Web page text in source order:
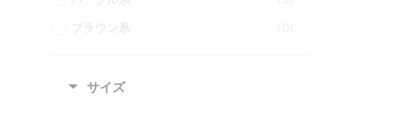
ブラウン系
グレー系
サイズ